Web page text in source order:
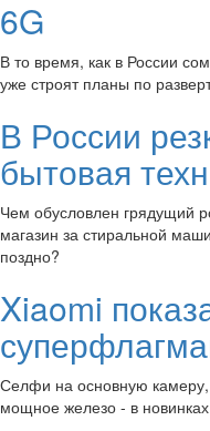
6G
В то время, как в России
уже строят планы по
В России
бытовая
Чем обусловлен грядущий
магазин за стиральной
поздно?
Xiaomi
Селфи на основную
мощное железо - в новинках